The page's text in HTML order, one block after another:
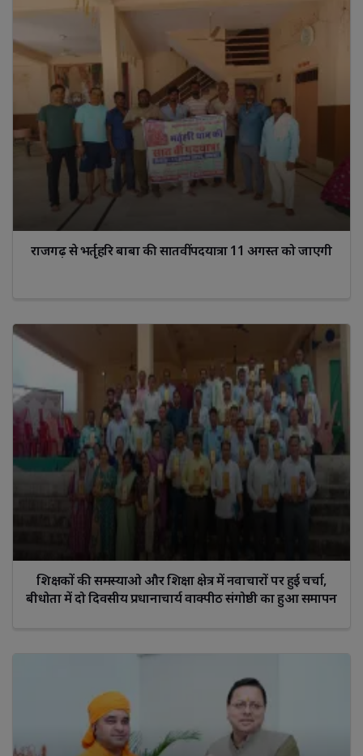
राजगढ़ से भर्तृहरि बाबा की सातवीं पदयात्रा 11 अगस्त को जाएगी
शिक्षकों की समस्याओ और शिक्षा क्षेत्र में नवाचारों पर हुई चर्चा,
बीधोता में दो दिवसीय प्रधानाचार्य वाक्पीठ संगोष्ठी का हुआ समापन